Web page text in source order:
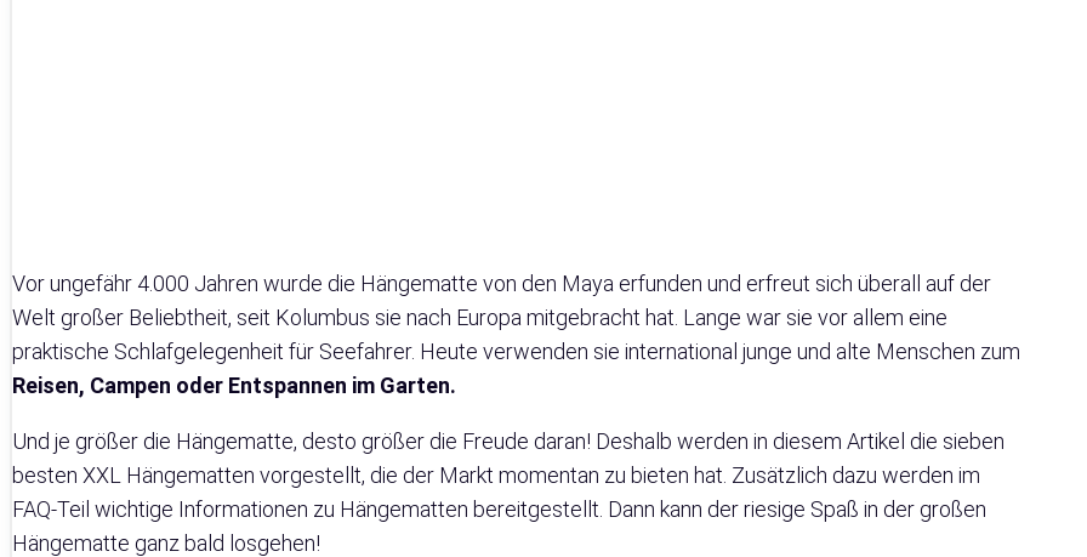
Vor ungefähr 4.000 Jahren wurde die Hängematte von den Maya erfunden und erfreut sich überall auf der
Welt großer Beliebtheit, seit Kolumbus sie nach Europa mitgebracht hat. Lange war sie vor allem eine
praktische Schlafgelegenheit für Seefahrer. Heute verwenden sie international junge und alte Menschen zum
Reisen, Campen oder Entspannen im Garten.
Und je größer die Hängematte, desto größer die Freude daran! Deshalb werden in diesem Artikel die sieben
besten XXL Hängematten vorgestellt, die der Markt momentan zu bieten hat. Zusätzlich dazu werden im
FAQ-Teil wichtige Informationen zu Hängematten bereitgestellt. Dann kann der riesige Spaß in der großen
Hängematte ganz bald losgehen!